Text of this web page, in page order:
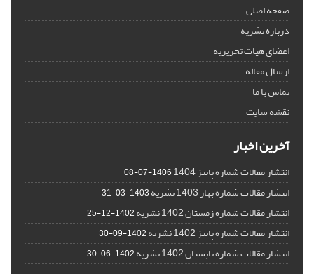
صفحه اصلی
درباره نشریه
اعضای هیات تحریریه
ارسال مقاله
تماس با ما
نقشه سایت
آخرین اخبار
انتشار مقالات شماره پاییز 1404 1406-07-08
انتشار مقالات شماره بهار 1403 نشریه 1403-03-31
انتشار مقالات شماره زمستان 1402 نشریه 1402-12-25
انتشار مقالات شماره پاییز 1402 نشریه 1402-09-30
انتشار مقالات شماره تابستان 1402 نشریه 1402-06-30